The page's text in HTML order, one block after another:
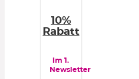
10%
Rabatt
im 1.
Newsletter